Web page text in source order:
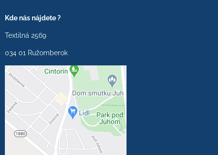
Kde nás nájdete ?
Textilná 2569
034 01 Ružomberok
Externý obsah je
blokovaný Voľbami
súkromia
Prajete si načítať externý
obsah?